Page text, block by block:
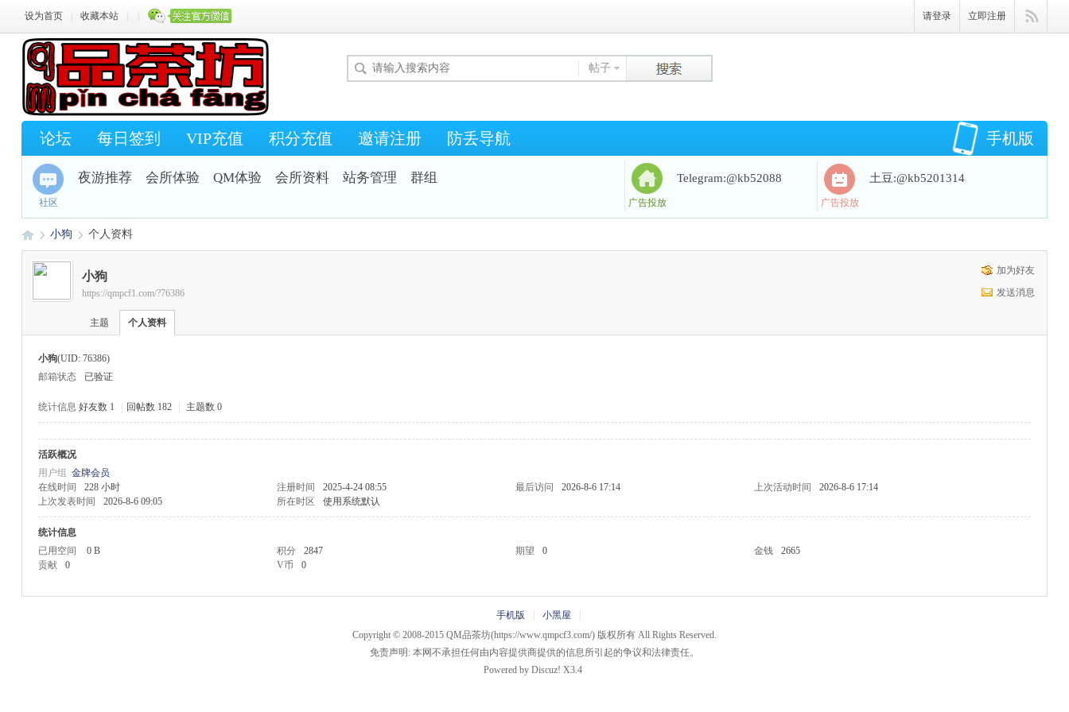
设为首页 收藏本站 请登录 立即注册
帖子
手机版
论坛 每日签到 VIP充值 积分充值 邀请注册 防丢导航
社区
夜游推荐 会所体验 QM体验 会所资料 站务管理 群组 土豆:@kb5201314
广告投放
Telegram:@kb52088
广告投放
›
小狗
›
个人资料
加为好友
发送消息
小狗
https://qmpcf1.com/?76386
主题 个人资料
小狗(UID: 76386)
邮箱状态
已验证
统计信息 好友数 1 回帖数 182 主题数 0
活跃概况
用户组 金牌会员
在线时间
228 小时 注册时间 2025-4-24 08:55 最后访问 2026-8-6 17:14 上次活动时间
2026-8-6 17:14
上次发表时间
2026-8-6 09:05 所在时区 使用系统默认
统计信息
已用空间
0 B 积分 2847 期望 0 金钱
2665
贡献
0 V币 0
手机版 小黑屋
Copyright © 2008-2015 QM品茶坊(https://www.qmpcf3.com/) 版权所有 All Rights Reserved.
免责声明: 本网不承担任何由内容提供商提供的信息所引起的争议和法律责任。
Powered byDiscuz! X3.4